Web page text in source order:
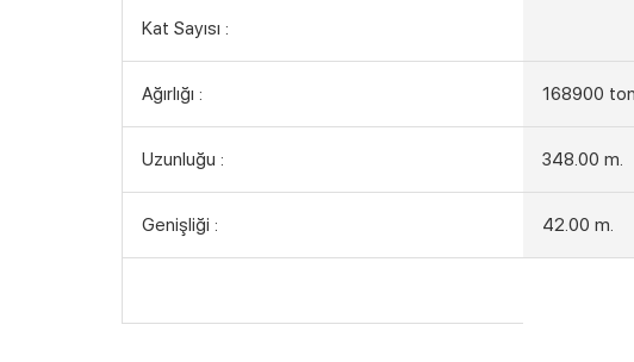
Kat Sayısı :
Ağırlığı : 168900
Uzunluğu : 348.00 m.
Genişliği : 42.00 m.